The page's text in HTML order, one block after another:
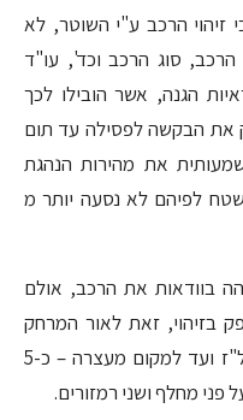
זיהוי הרכב ע"י השוטר, לא
הרכב, סוג הרכב וכד', עו"ד
הגנה, אשר הובילו לכך
את הבקשה לפסילה עד תום
את מהירות הנהגת
לפיהם לא נסעה יותר מ
בוודאות את הרכב, אולם
בזיהוי, זאת לאור המרחק
הגדול מאד מהמקום בו הופעל הממל"ז ועד למקום מעצרה – כ-5
מחלף ושני רמזורים.